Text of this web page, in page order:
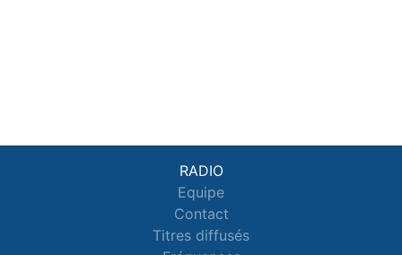
RADIO
Equipe
Contact
Titres diffusés